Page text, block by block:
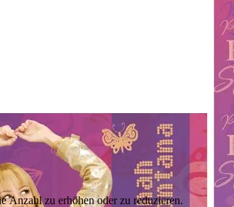
Anzahl zu erhöhen oder zu reduzieren.